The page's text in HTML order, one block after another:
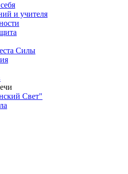
и учителя
Силы
Свет"